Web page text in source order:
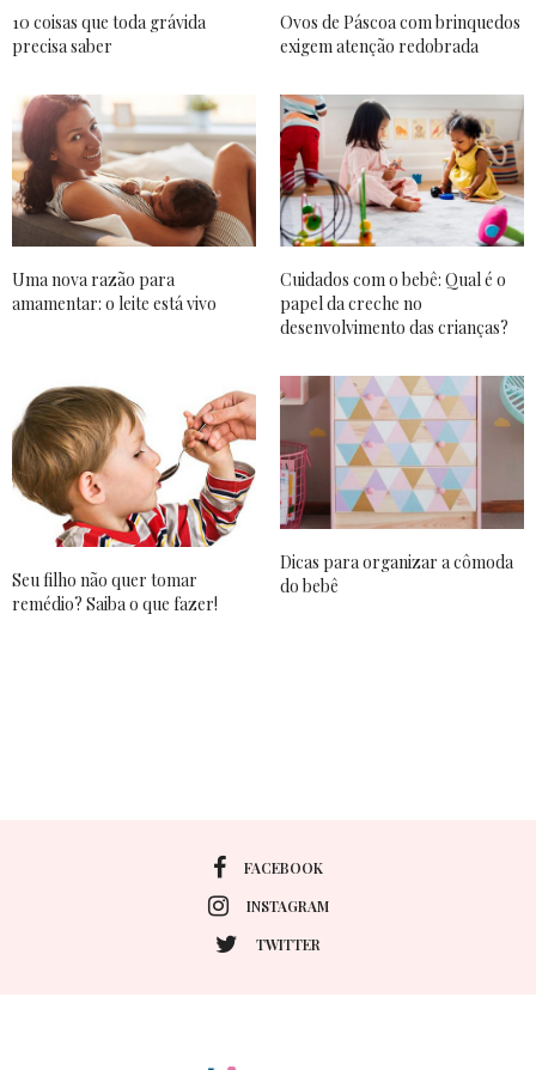
10 coisas que toda grávida
precisa saber
Ovos de Páscoa com brinquedos
exigem atenção redobrada
Uma nova razão para
amamentar: o leite está vivo
Cuidados com o bebê: Qual é o
papel da creche no
desenvolvimento das crianças?
Seu filho não quer tomar
remédio? Saiba o que fazer!
Dicas para organizar a cômoda
do bebê
FACEBOOK
INSTAGRAM
TWITTER